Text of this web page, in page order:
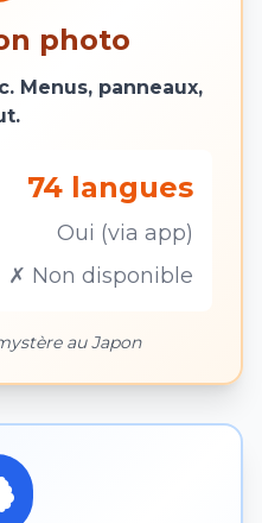
photo
Menus, panneaux,
74 langues
Oui (via app)
✗ Non disponible
au Japon